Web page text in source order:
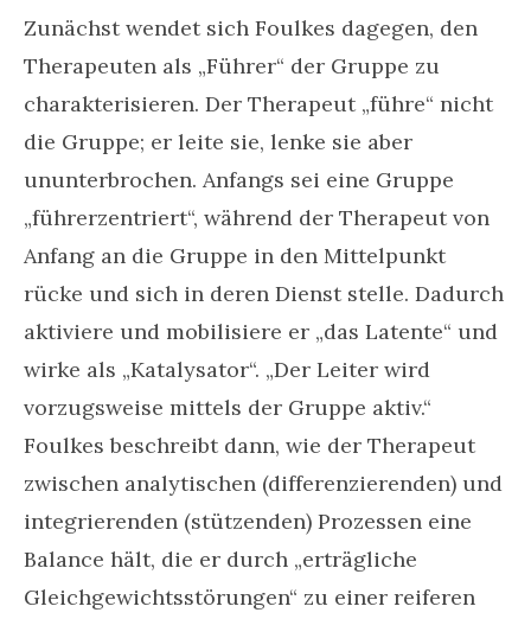
Zunächst wendet sich Foulkes dagegen, den
Therapeuten als „Führer“ der Gruppe zu
charakterisieren. Der Therapeut „führe“ nicht
die Gruppe; er leite sie, lenke sie aber
ununterbrochen. Anfangs sei eine Gruppe
„führerzentriert“, während der Therapeut von
Anfang an die Gruppe in den Mittelpunkt
rücke und sich in deren Dienst stelle. Dadurch
aktiviere und mobilisiere er „das Latente“ und
wirke als „Katalysator“. „Der Leiter wird
vorzugsweise mittels der Gruppe aktiv.“
Foulkes beschreibt dann, wie der Therapeut
zwischen analytischen (differenzierenden) und
integrierenden (stützenden) Prozessen eine
Balance hält, die er durch „erträgliche
Gleichgewichtsstörungen“ zu einer reiferen